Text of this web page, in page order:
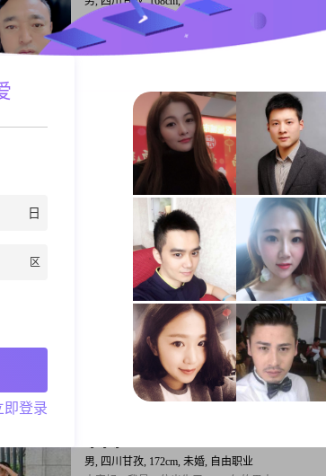
大家好，我是一位出生于1975年的男士，身高
168cm，目前在甘孜工作##3002##我的月收入在
5001到8000元之间，学历是高中及以下##3002##我
常真诚和可靠##3002##我有很强的责任感，无论是
对家庭还是工作，都会尽心尽力去做好##3002##在
生活中，我比较
愿得一人心白首
34岁
男, 四川甘孜, 171cm, 未婚, 公务员
想找一个三观合、聊得来的人，三餐四季，安稳踏
实，一起认真生活，慢慢相爱。不将就，不敷衍，
期待遇见同频的你，互相包容，彼此珍惜，把日子
过得温暖又有光。寻一人，度余生，人品靠谱，性
格合得来最重要，愿双向奔赴，长久相伴。有稳定
生活，有责任心，期待一个温柔善良的你，共建小
家，风雨同舟，岁岁年年。斯人若彩虹，遇上方知
有。愿寻一知
跟TA联系
25岁
男, 四川甘孜, 165cm, 未婚, 其他职业
大家好，我是一位2001年出生的男士，身高
165cm，目前生活在美丽的成都##3002##我拥有大
学本科学历，在工作中努力进取，现在月收入在
8000到10000元之间##3002##我性格幽默风趣，总
是能给身边的人带来欢笑##3002##与人相处时，我
跟TA联系
男, 四川甘孜, 172cm, 未婚, 自由职业
日
区
即登录